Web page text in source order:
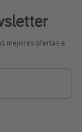
mejores ofertas e